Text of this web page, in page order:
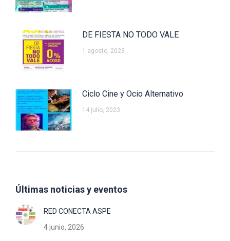
DE FIESTA NO TODO VALE
1 agosto, 2023
Ciclo Cine y Ocio Alternativo
14 julio, 2023
Últimas noticias y eventos
RED CONECTA ASPE
4 junio, 2026